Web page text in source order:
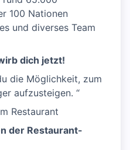
100 Nationen
und diverses Team
dich jetzt!
die Möglichkeit, zum
aufzusteigen. “
Restaurant
der Restaurant-